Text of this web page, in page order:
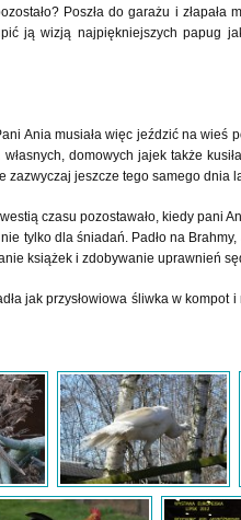
Poszła do garażu i złapała
ją wizją najpiękniejszych papug
Ania musiała więc jeździć na
domowych jajek także
zazwyczaj jeszcze tego samego dnia
czasu pozostawało, kiedy pani
tylko dla śniadań. Padło na
książek i zdobywanie uprawnień
jak przysłowiowa śliwka w kompot